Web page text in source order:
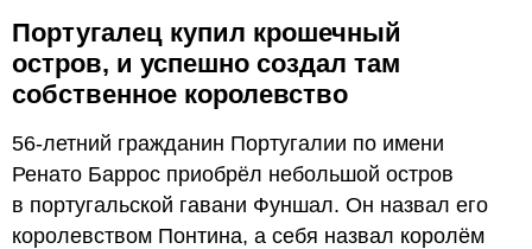
Португалец купил крошечный
остров, и успешно создал там
собственное королевство
56-летний гражданин Португалии по имени
Ренато Баррос приобрёл небольшой остров
в португальской гавани Фуншал. Он назвал его
королевством Понтина, а себя назвал королём